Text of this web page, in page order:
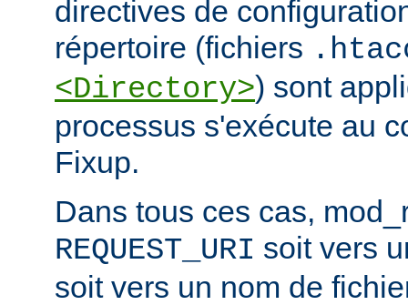
directives de
répertoire (fichiers
<Directory>) sont
processus s'exécute au
Fixup.
Dans tous ces cas,
REQUEST_URI soit vers
soit vers un nom de